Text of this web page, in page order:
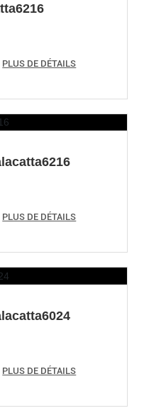
PLUS DE DÉTAILS
PLUS DE DÉTAILS
PLUS DE DÉTAILS